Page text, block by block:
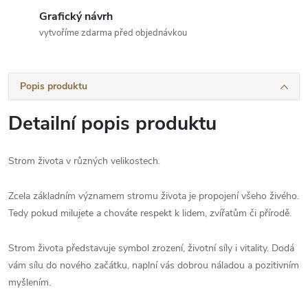
Grafický návrh
vytvoříme zdarma před objednávkou
Popis produktu
Detailní popis produktu
Strom života v různých velikostech.
Zcela základním významem stromu života je propojení všeho živého.
Tedy pokud milujete a chováte respekt k lidem, zvířatům či přírodě.
Strom života představuje symbol zrození, životní síly i vitality. Dodá
vám sílu do nového začátku, naplní vás dobrou náladou a pozitivním
myšlením.